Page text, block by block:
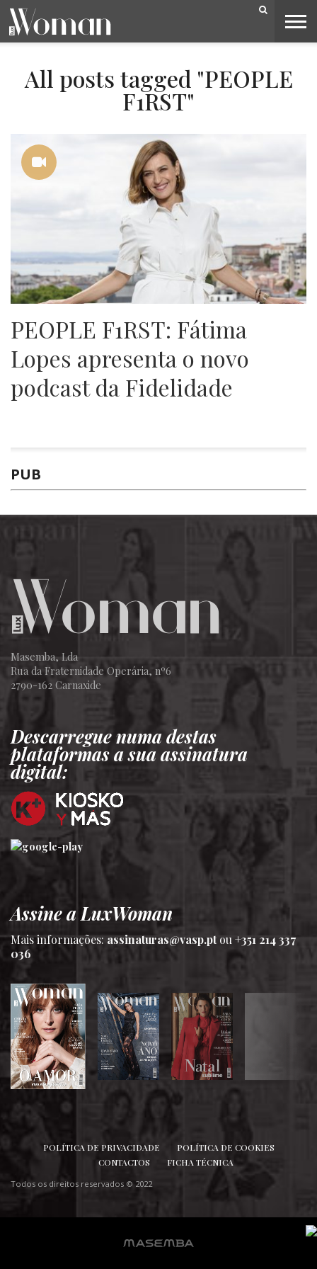
SIGA-NOS
BELEZA
CAPA
LIFESTYLE
MODA
OPINIÃO
PESSOAS
SOCIEDADE
VIDEOS
All posts tagged "PEOPLE
F1RST"
PEOPLE F1RST: Fátima
Lopes apresenta o novo
podcast da Fidelidade
PUB
Masemba, Lda
Rua da Fraternidade Operária, nº6
2790-162 Carnaxide
Descarregue numa destas
plataformas a sua assinatura
digital:
Assine a LuxWoman
Mais informações:assinaturas@vasp.ptou +351 214 337
036
POLÍTICA DE PRIVACIDADE
POLÍTICA DE COOKIES
CONTACTOS
FICHA TÉCNICA
Todos os direitos reservados © 2022